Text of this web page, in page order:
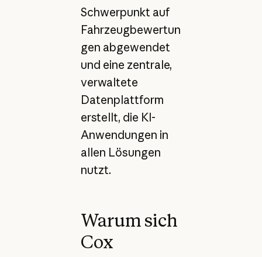
Schwerpunkt auf
Fahrzeugbewertun
gen abgewendet
und eine zentrale,
verwaltete
Datenplattform
erstellt, die KI-
Anwendungen in
allen Lösungen
nutzt.
Warum sich
Cox